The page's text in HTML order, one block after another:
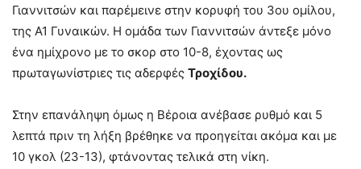
Γιαννιτσών και παρέμεινε στην κορυφή του 3ου ομίλου,
της Α1 Γυναικών. Η ομάδα των Γιαννιτσών άντεξε μόνο
ένα ημίχρονο με το σκορ στο 10-8, έχοντας ως
πρωταγωνίστριες τις αδερφές Τροχίδου.
Στην επανάληψη όμως η Βέροια ανέβασε ρυθμό και 5
λεπτά πριν τη λήξη βρέθηκε να προηγείται ακόμα και με
10 γκολ (23-13), φτάνοντας τελικά στη νίκη.